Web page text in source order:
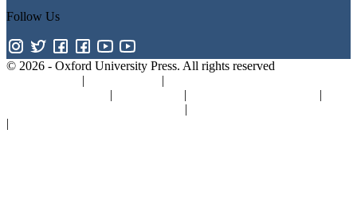
Follow Us
© 2026 - Oxford University Press. All rights reserved
| |
| |
|
|
|